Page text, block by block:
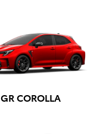
GR COROLLA